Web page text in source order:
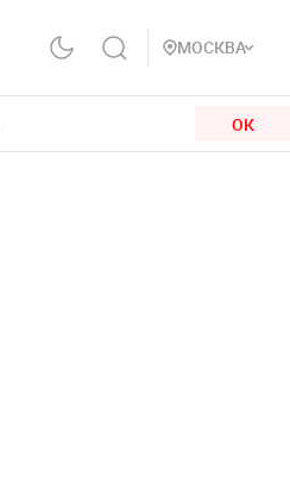
МОСКВА
ОК